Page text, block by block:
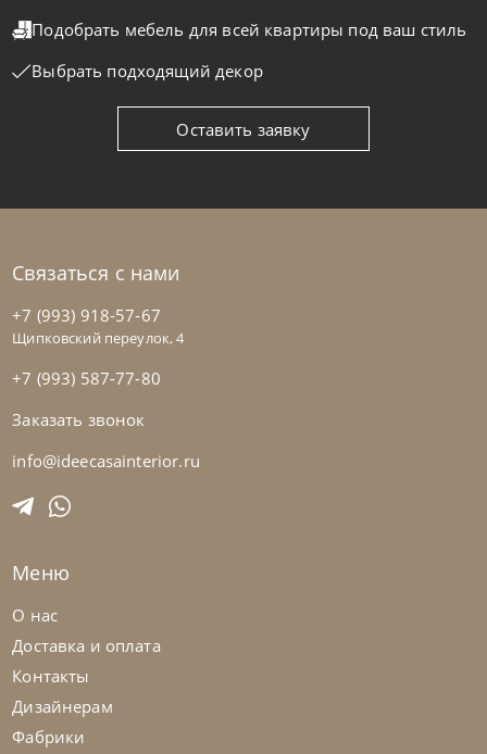
На заказ 45-90 дн +2 в наличии
+280 +100
Nicolettihome
Диван Soul
Подобрать мебель для всей квартиры под ваш стиль
Выбрать подходящий декор
Оставить заявку
Связаться с нами
+7 (993) 918-57-67
Щипковский переулок, 4
+7 (993) 587-77-80
Заказать звонок
info@ideecasainterior.ru
Меню
О нас
Доставка и оплата
Контакты
Дизайнерам
Фабрики